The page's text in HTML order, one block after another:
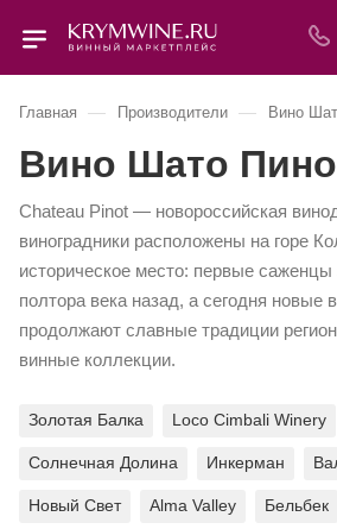
Главная — Производители — Вино
Вино Шато Пино
Chateau Pinot — новороссийская
виноградники расположены на горе
историческое место: первые
полтора века назад, а сегодня новые
продолжают славные традиции
винные коллекции.
Золотая Балка Loco Cimbali Winery
Солнечная Долина Инкерман
Новый Свет Alma Valley Бельбек